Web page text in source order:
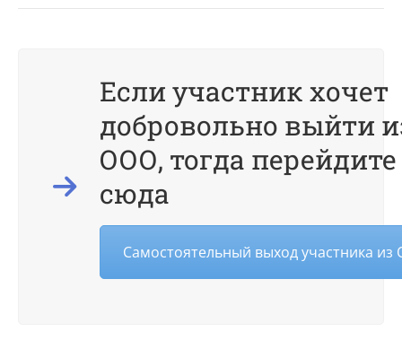
Если участник хочет
добровольно выйти
ООО, тогда перейдите
сюда
Самостоятельный выход участника